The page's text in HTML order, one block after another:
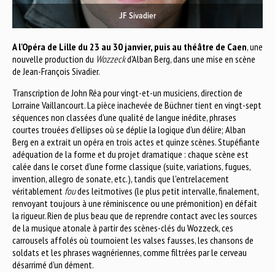
JF Sivadier
A l'Opéra de Lille du 23 au 30 janvier, puis au théâtre de Caen, une
nouvelle production du Wozzeckd'Alban Berg, dans une mise en scène
de Jean-François Sivadier.
Transcription de John Réa pour vingt-et-un musiciens, direction de
Lorraine Vaillancourt. La pièce inachevée de Büchner tient en vingt-sept
séquences non classées d'une qualité de langue inédite, phrases
courtes trouées d'ellipses où se déplie la logique d'un délire; Alban
Berg en a extrait un opéra en trois actes et quinze scènes. Stupéfiante
adéquation de la forme et du projet dramatique : chaque scène est
calée dans le corset d'une forme classique (suite, variations, fugues,
invention, allegro de sonate, etc.), tandis que l'entrelacement
véritablement foudes leitmotives (le plus petit intervalle, finalement,
renvoyant toujours à une réminiscence ou une prémonition) en défait
la rigueur. Rien de plus beau que de reprendre contact avec les sources
de la musique atonale à partir des scènes-clés du Wozzeck, ces
carrousels affolés où tournoient les valses fausses, les chansons de
soldats et les phrases wagnériennes, comme filtrées par le cerveau
désarrimé d'un dément.